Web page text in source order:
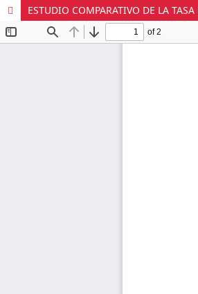
ESTUDIO COMPARATIVO DE LA